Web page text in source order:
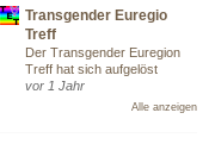
Transgender Euregio
Treff
Der Transgender Euregion
Treff hat sich aufgelöst
vor 1 Jahr
Alle anzeigen